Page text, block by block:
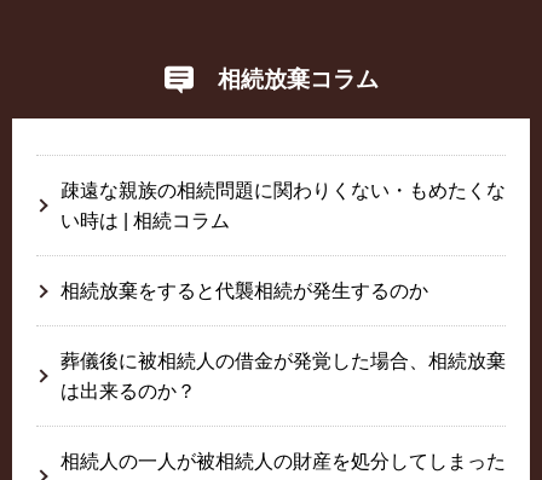
相続放棄コラム
疎遠な親族の相続問題に関わりくない・もめたくな
い時は | 相続コラム
相続放棄をすると代襲相続が発生するのか
葬儀後に被相続人の借金が発覚した場合、相続放棄
は出来るのか？
相続人の一人が被相続人の財産を処分してしまった